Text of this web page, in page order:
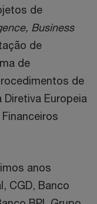
de
Business
de
de
de
Europeia
anos
CGD, Banco